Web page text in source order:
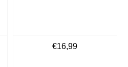
€16,99